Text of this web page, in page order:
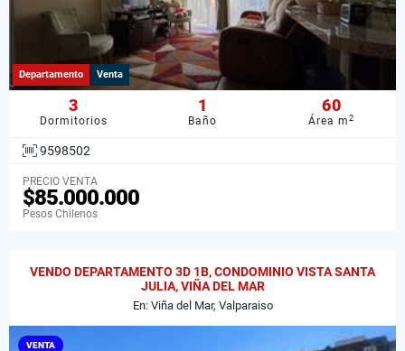
Departamento Venta
3
Dormitorios
1
Baño
60
Área m2
9598502
PRECIO VENTA
$85.000.000
Pesos Chilenos
VENDO DEPARTAMENTO 3D 1B, CONDOMINIO VISTA SANTA
JULIA, VIÑA DEL MAR
En: Viña del Mar, Valparaiso
VENTA